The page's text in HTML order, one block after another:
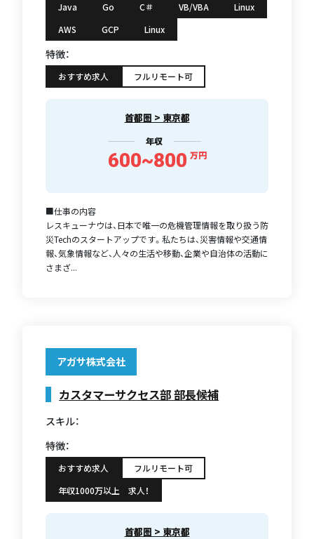
Java
Go C＃ VB/VBA
Linux
AWS
GCP Linux
特徴：
おすすめ求人 フルリモート可
首都圏 > 東京都
年収
600~800 万円
■仕事の内容
レスキューナウは、⽇本で唯⼀の危機管理情報を取り扱う防
災Techのスタートアップです。私たちは、災害情報や交通情
報、気象情報など、⼈々の⽣活や移動、企業や⾃治体の活動に
さまざ...
アガサ株式会社
カスタマーサクセス部 部長候補
スキル：
特徴：
おすすめ求人
フルリモート可
年収1000万以上 求人！
首都圏 > 東京都